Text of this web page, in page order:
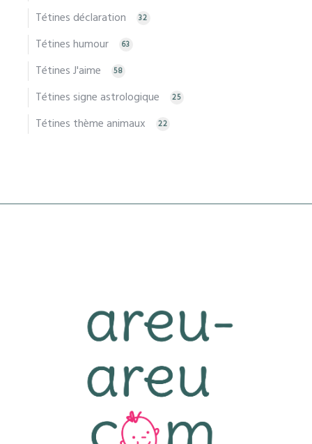
Tétines déclaration 32
Tétines humour 63
Tétines J'aime 58
Tétines signe astrologique 25
Tétines thème animaux 22